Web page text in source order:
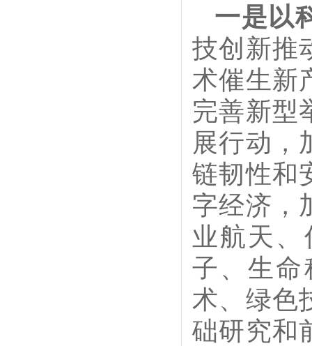
一是以
技创新推
术催生新
完善新型
展行动，
链韧性和
字经济，
业航天
子、生命
术、绿色
础研究和